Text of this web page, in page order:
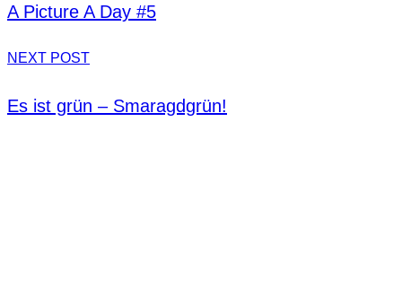
A Picture A Day #5
NEXT POST
Es ist grün – Smaragdgrün!